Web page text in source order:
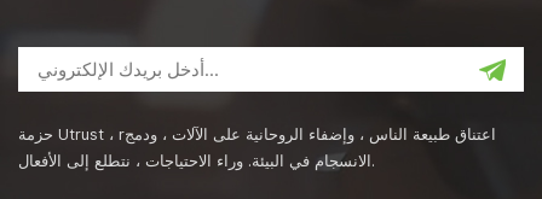
حزمة Utrust ، rاعتناق طبيعة الناس ، وإضفاء الروحانية على الآلات ، ودمج
الانسجام في البيئة. وراء الاحتياجات ، نتطلع إلى الأفعال.